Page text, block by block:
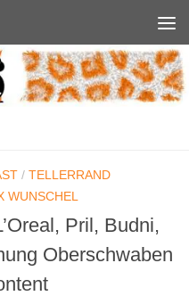
/ TELLERRAND
WUNSCHEL
Pril, Budni,
Oberschwaben